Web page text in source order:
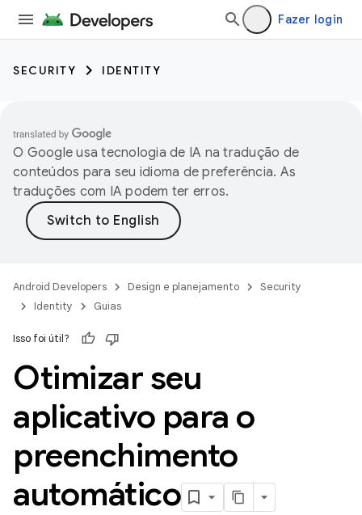
Fazer login
SECURITY IDENTITY
O Google usa tecnologia de IA na tradução de
conteúdos para seu idioma de preferência. As
traduções com IA podem ter erros.
Android Developers Design e planejamento
Security
Identity
Guias
Isso foi útil?
Otimizar seu
aplicativo para o
preenchimento
automático